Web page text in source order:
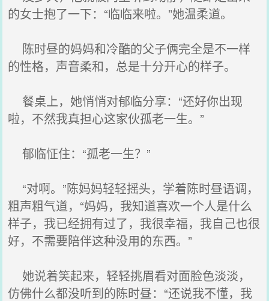
的女士抱了一下：“临临来啦。”她温柔道。
陈时昼的妈妈和冷酷的父子俩完全是不一样
的性格，声音柔和，总是十分开心的样子。
餐桌上，她悄悄对郁临分享：“还好你出现
啦，不然我真担心这家伙孤老一生。”
郁临怔住：“孤老一生？”
“对啊。”陈妈妈轻轻摇头，学着陈时昼语调，
粗声粗气道，“妈妈，我知道喜欢一个人是什么
样子，我已经拥有过了，我很幸福，我自己也很
好，不需要陪伴这种没用的东西。”
她说着笑起来，轻轻挑眉看对面脸色淡淡，
仿佛什么都没听到的陈时昼：“还说我不懂，我